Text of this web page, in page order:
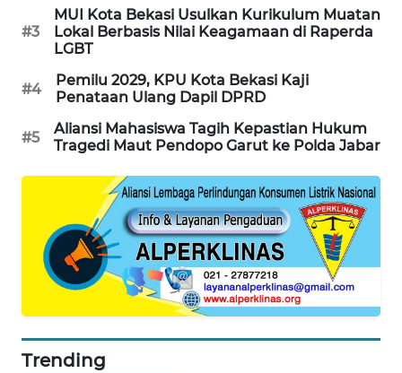
#3
MUI Kota Bekasi Usulkan Kurikulum Muatan
Lokal Berbasis Nilai Keagamaan di Raperda
LGBT
#4
Pemilu 2029, KPU Kota Bekasi Kaji
Penataan Ulang Dapil DPRD
#5
Aliansi Mahasiswa Tagih Kepastian Hukum
Tragedi Maut Pendopo Garut ke Polda Jabar
Trending
NEWS
BERAMPU
NEWS
ANUGERAH
NEWS
PERAPKI
NEWS
SONYA
ASA
NEWS